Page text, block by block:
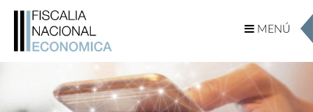
MENÚ
MENÚ